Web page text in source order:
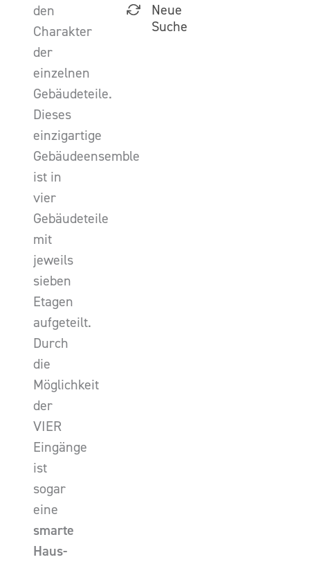
den
Charakter
der
einzelnen
Gebäudeteile.
Dieses
einzigartige
Gebäudeensemble
ist in
vier
Gebäudeteile
mit
jeweils
sieben
Etagen
aufgeteilt.
Durch
die
Möglichkeit
der
VIER
Eingänge
ist
sogar
eine
smarte
Haus-
Neue
Suche